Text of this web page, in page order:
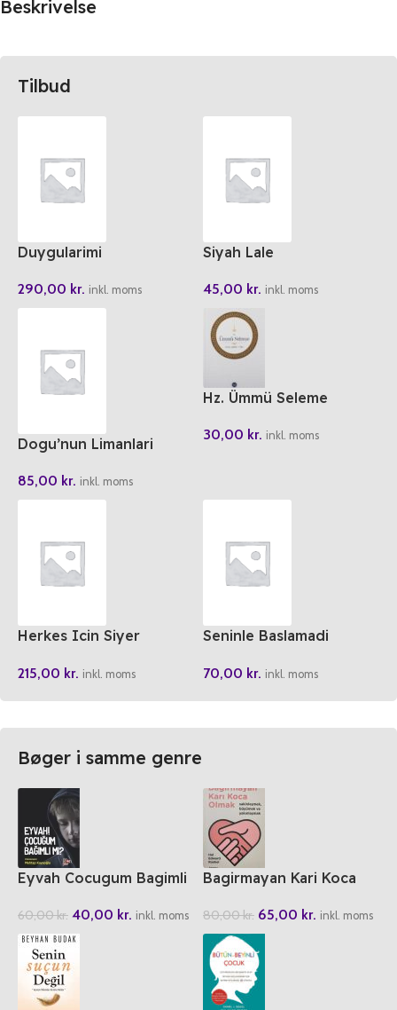
Beskrivelse
Tilbud
Duygularimi
Takim
290,00 kr. inkl. moms
Siyah Lale
45,00 kr. inkl. moms
Dogu’nun Limanlari
85,00 kr. inkl. moms
Hz. Ümmü Seleme
30,00 kr. inkl. moms
Herkes Icin Siyer
(S.A.V) Hayati Medine
215,00 kr. inkl. moms
Seninle Baslamadi
70,00 kr. inkl. moms
Bøger i samme genre
Eyvah Cocugum Bagimli
60,00kr. 40,00 kr. inkl. moms
Bagirmayan Kari Koca
80,00kr. 65,00 kr. inkl. moms